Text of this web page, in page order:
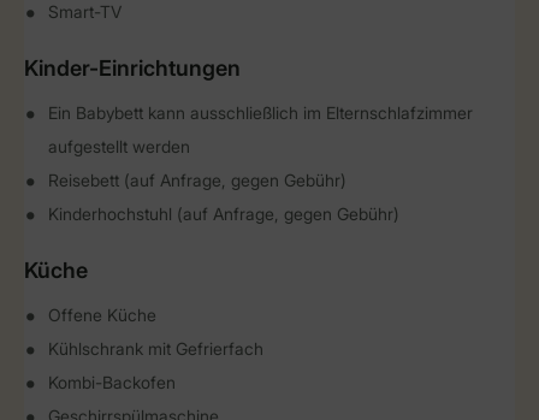
Smart-TV
Kinder-Einrichtungen
Ein Babybett kann ausschließlich im Elternschlafzimmer
aufgestellt werden
Reisebett (auf Anfrage, gegen Gebühr)
Kinderhochstuhl (auf Anfrage, gegen Gebühr)
Küche
Offene Küche
Kühlschrank mit Gefrierfach
Kombi-Backofen
Geschirrspülmaschine